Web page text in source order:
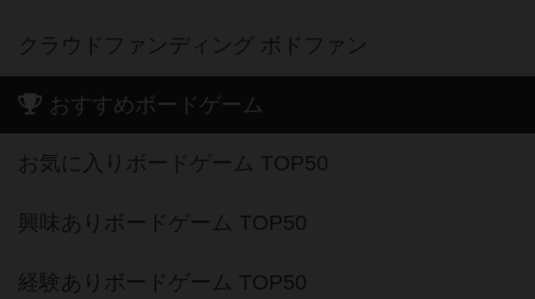
クラウドファンディング ボドファン
おすすめボードゲーム
お気に入りボードゲーム TOP50
興味ありボードゲーム TOP50
経験ありボードゲーム TOP50